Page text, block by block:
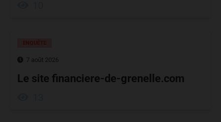
7 août 2026
Le site financiere-de-grenelle.com